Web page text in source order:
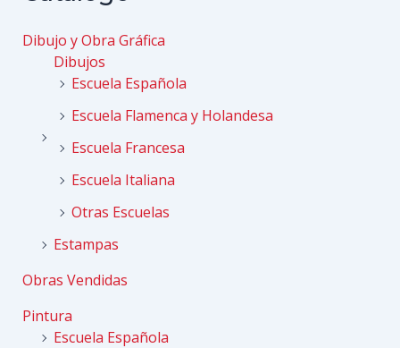
Dibujo y Obra Gráfica
Dibujos
Escuela Española
Escuela Flamenca y Holandesa
Escuela Francesa
Escuela Italiana
Otras Escuelas
Estampas
Obras Vendidas
Pintura
Escuela Española